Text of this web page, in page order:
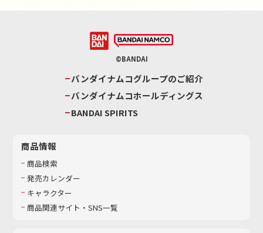
©BANDAI
バンダイナムコグループのご紹介
バンダイナムコホールディングス
BANDAI SPIRITS
商品情報
商品検索
発売カレンダー
キャラクター
商品関連サイト・SNS一覧